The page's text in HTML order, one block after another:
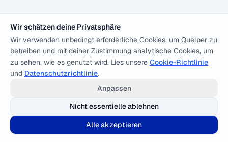
Wir schätzen deine Privatsphäre
Wir verwenden unbedingt erforderliche Cookies, um Quelper zu
betreiben und mit deiner Zustimmung analytische Cookies, um
zu sehen, wie es genutzt wird. Lies unsere Cookie-Richtlinie
und Datenschutzrichtlinie.
Anpassen
Nicht essentielle ablehnen
Alle akzeptieren